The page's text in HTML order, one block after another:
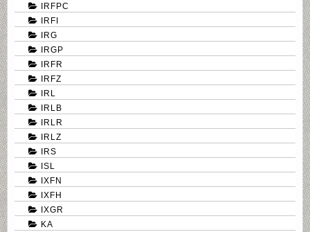
IRFPC
IRFI
IRG
IRGP
IRFR
IRFZ
IRL
IRLB
IRLR
IRLZ
IRS
ISL
IXFN
IXFH
IXGR
KA